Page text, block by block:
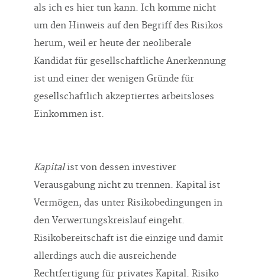
als ich es hier tun kann. Ich komme nicht
um den Hinweis auf den Begriff des Risikos
herum, weil er heute der neoliberale
Kandidat für gesellschaftliche Anerkennung
ist und einer der wenigen Gründe für
gesellschaftlich akzeptiertes arbeitsloses
Einkommen ist.
Kapitalist von dessen investiver
Verausgabung nicht zu trennen. Kapital ist
Vermögen, das unter Risikobedingungen in
den Verwertungskreislauf eingeht.
Risikobereitschaft ist die einzige und damit
allerdings auch die ausreichende
Rechtfertigung für privates Kapital. Risiko